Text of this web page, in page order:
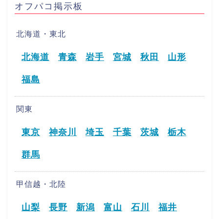
オフパコ掲示板
北海道・東北
北海道 青森 岩手 宮城 秋田 山形
福島
関東
東京 神奈川 埼玉 千葉 茨城 栃木
群馬
甲信越・北陸
山梨 長野 新潟 富山 石川 福井